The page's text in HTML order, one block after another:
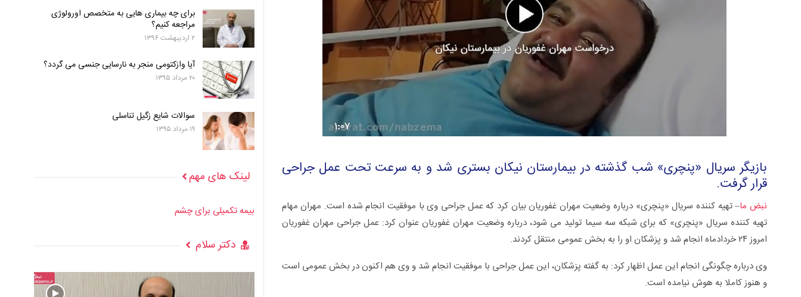
بازیگر سریال «پنچری» شب گذشته در بیمارستان نیکان بستری شد و به سرعت تحت عمل جراحی
قرار گرفت.
نبض ما– تهیه کننده سریال «پنچری» درباره وضعیت مهران غفوریان بیان کرد که عمل جراحی وی با موفقیت انجام شده است. مهران مهام
تهیه کننده سریال «پنچری» که برای شبکه سه سیما تولید می شود، درباره وضعیت مهران غفوریان عنوان کرد: عمل جراحی مهران غفوریان
امروز ۲۴ خردادماه انجام شد و پزشکان او را به بخش عمومی منتقل کردند.
وی درباره چگونگی انجام این عمل اظهار کرد: به گفته پزشکان، این عمل جراحی با موفقیت انجام شد و وی هم اکنون در بخش عمومی است
و هنوز کاملا به هوش نیامده است.
برای چه بیماری هایی به متخصص اورولوژی
مراجعه کنیم؟
۲ اردیبهشت ۱۳۹۶
آیا وازکتومی منجر به نارسایی جنسی می گردد؟
۲۰ مرداد ۱۳۹۵
سوالات شایع زگیل تناسلی
۱۹ مرداد ۱۳۹۵
لینک های مهم
بیمه تکمیلی برای چشم
دکتر سلام